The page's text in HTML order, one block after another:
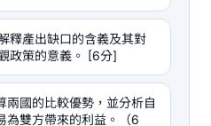
釋產出缺口的含義及其對
政策的意義。 [6分]
兩國的比較優勢，並分析自
為雙方帶來的利益。（6